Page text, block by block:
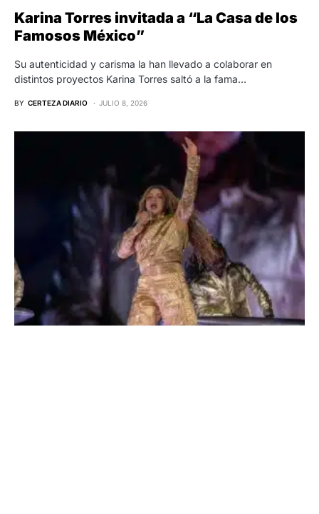
Karina Torres invitada a “La Casa de los
Famosos México”
Su autenticidad y carisma la han llevado a colaborar en
distintos proyectos Karina Torres saltó a la fama…
BY CERTEZA DIARIO JULIO 8, 2026